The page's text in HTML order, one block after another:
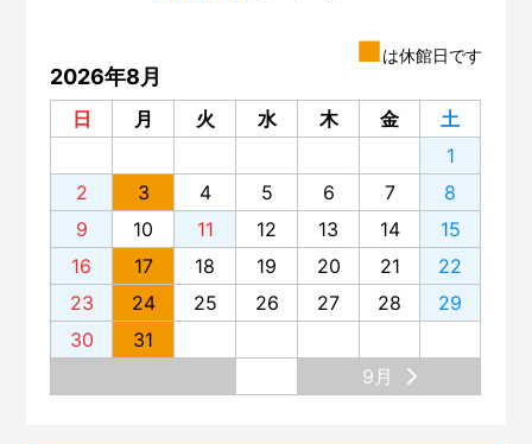
■は休館日です
2026年8月
日 月 火 水 木 金
土
1
2
3 4 5 6 7
8
9
10 11 12 13 14
15
16
17 18 19 20 21
22
23
24 25 26 27 28
29
30
31
9月